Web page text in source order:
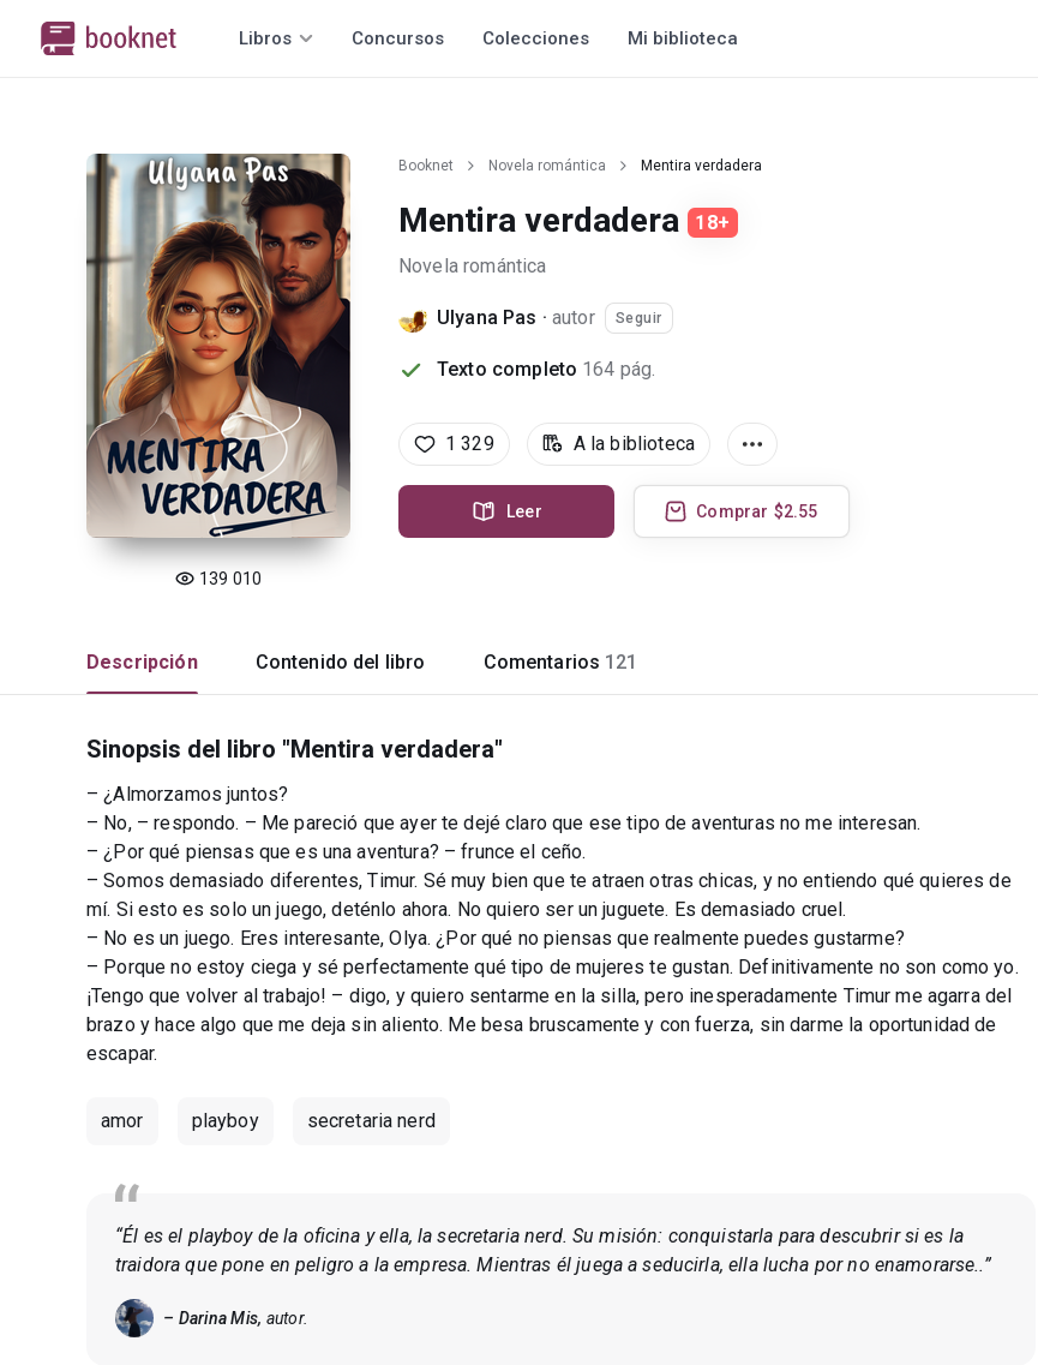
Libros Concursos Colecciones Mi biblioteca
139 010
Booknet Novela romántica Mentira verdadera
Mentira verdadera
18+
Novela romántica
Ulyana Pas · autor Seguir
Texto completo 164 pág.
1 329 A la biblioteca
Leer Comprar $2.55
Descripción Contenido del libro Comentarios 121
Sinopsis del libro "Mentira verdadera"
– ¿Almorzamos juntos?
– No, – respondo. – Me pareció que ayer te dejé claro que ese tipo de aventuras no me interesan.
– ¿Por qué piensas que es una aventura? – frunce el ceño.
– Somos demasiado diferentes, Timur. Sé muy bien que te atraen otras chicas, y no entiendo qué quieres de
mí. Si esto es solo un juego, deténlo ahora. No quiero ser un juguete. Es demasiado cruel.
– No es un juego. Eres interesante, Olya. ¿Por qué no piensas que realmente puedes gustarme?
– Porque no estoy ciega y sé perfectamente qué tipo de mujeres te gustan. Definitivamente no son como yo.
¡Tengo que volver al trabajo! – digo, y quiero sentarme en la silla, pero inesperadamente Timur me agarra del
brazo y hace algo que me deja sin aliento. Me besa bruscamente y con fuerza, sin darme la oportunidad de
escapar.
amor playboy secretaria nerd
“Él es el playboy de la oficina y ella, la secretaria nerd. Su misión: conquistarla para descubrir si es la
traidora que pone en peligro a la empresa. Mientras él juega a seducirla, ella lucha por no enamorarse..”
– Darina Mis, autor.